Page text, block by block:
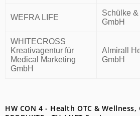
WEFRA LIFE
Schülke &
GmbH
WHITECROSS
Kreativagentur für
Medical Marketing
GmbH
Almirall
GmbH
HW CON 4 - Health OTC & Wellness,